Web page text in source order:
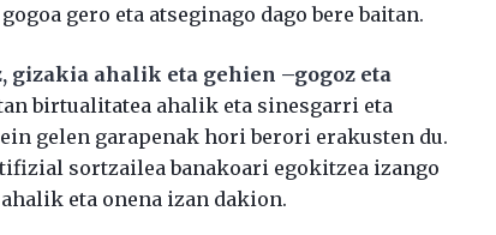
gero eta atseginago dago bere baitan.
gizakia ahalik eta gehien –gogoz eta
birtualitatea ahalik eta sinesgarri eta
gelen garapenak hori berori erakusten du.
sortzailea banakoari egokitzea izango
eta onena izan dakion.